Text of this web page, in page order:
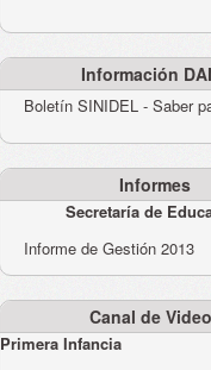
Información
Boletín SINIDEL - Saber
Informes
Secretaría de
Informe de Gestión 2013
Canal de
Primera Infancia